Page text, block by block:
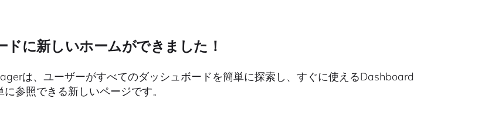
ドに新しいホームができました！
は、ユーザーがすべてのダッシュボードを簡単に探索し、すぐに使えるDashboard
参照できる新しいページです。